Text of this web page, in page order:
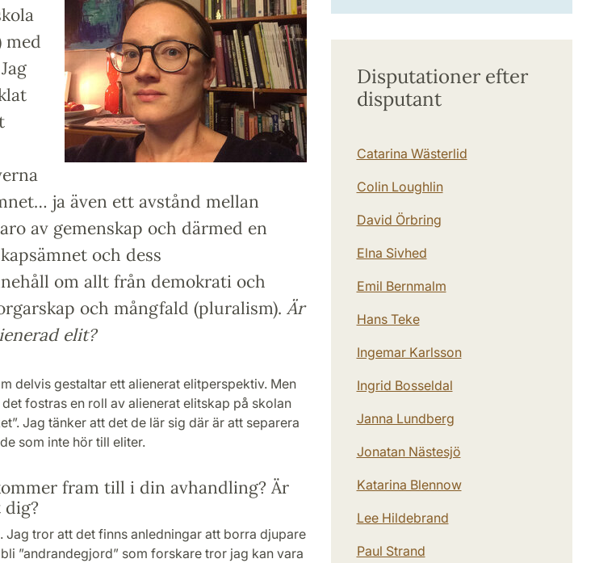
med
ja även ett avstånd mellan
av gemenskap och därmed en
och dess
om allt från demokrati och
och mångfald (pluralism). Är
elit?
delvis gestaltar ett alienerat elitperspektiv. Men
fostras en roll av alienerat elitskap på skolan
Jag tänker att det de lär sig där är att separera
som inte hör till eliter.
fram till i din avhandling? Är
dig?
tror att det finns anledningar att borra djupare
”andrandegjord” som forskare tror jag kan vara
Disputationer efter
disputant
Catarina Wästerlid
Colin Loughlin
David Örbring
Elna Sivhed
Emil Bernmalm
Hans Teke
Ingemar Karlsson
Ingrid Bosseldal
Janna Lundberg
Jonatan Nästesjö
Katarina Blennow
Lee Hildebrand
Paul Strand